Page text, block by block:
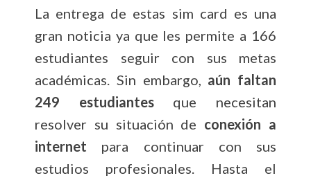
La entrega de estas sim card es una
gran noticia ya que les permite a 166
estudiantes seguir con sus metas
académicas. Sin embargo, aún faltan
249 estudiantes que necesitan
resolver su situación de conexión a
internet para continuar con sus
estudios profesionales. Hasta el